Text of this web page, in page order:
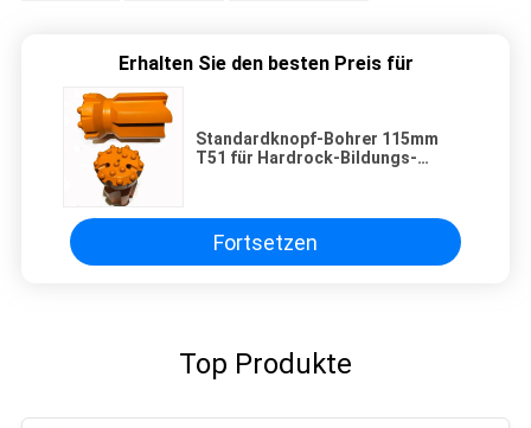
Erhalten Sie den besten Preis für
Standardknopf-Bohrer 115mm
T51 für Hardrock-Bildungs-
Fortsetzen
Top Produkte